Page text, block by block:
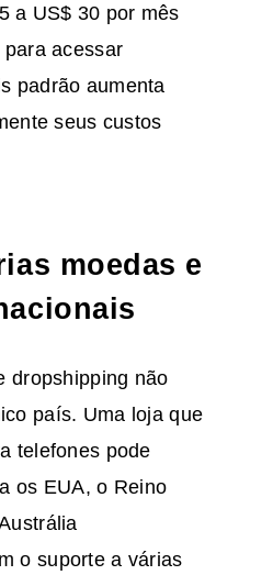
a US$ 30 por mês
acessar
padrão aumenta
seus custos
moedas e
dropshipping não
país. Uma loja que
telefones pode
os EUA, o Reino
o suporte a várias